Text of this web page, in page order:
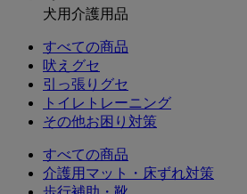
犬用介護用品
すべての商品
吠えグセ
引っ張りグセ
トイレトレーニング
その他お困り対策
すべての商品
介護用マット・床ずれ対策